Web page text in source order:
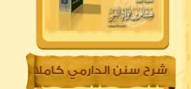
شرح سنن الدارمي كاملا